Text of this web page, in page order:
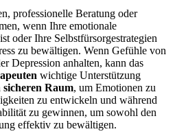
professionelle Beratung oder
wenn Ihre emotionale
oder Ihre Selbstfürsorgestrategien
zu bewältigen. Wenn Gefühle von
Depression anhalten, kann das
wichtige Unterstützung
sicheren Raum, um Emotionen zu
zu entwickeln und während
zu gewinnen, um sowohl den
effektiv zu bewältigen.